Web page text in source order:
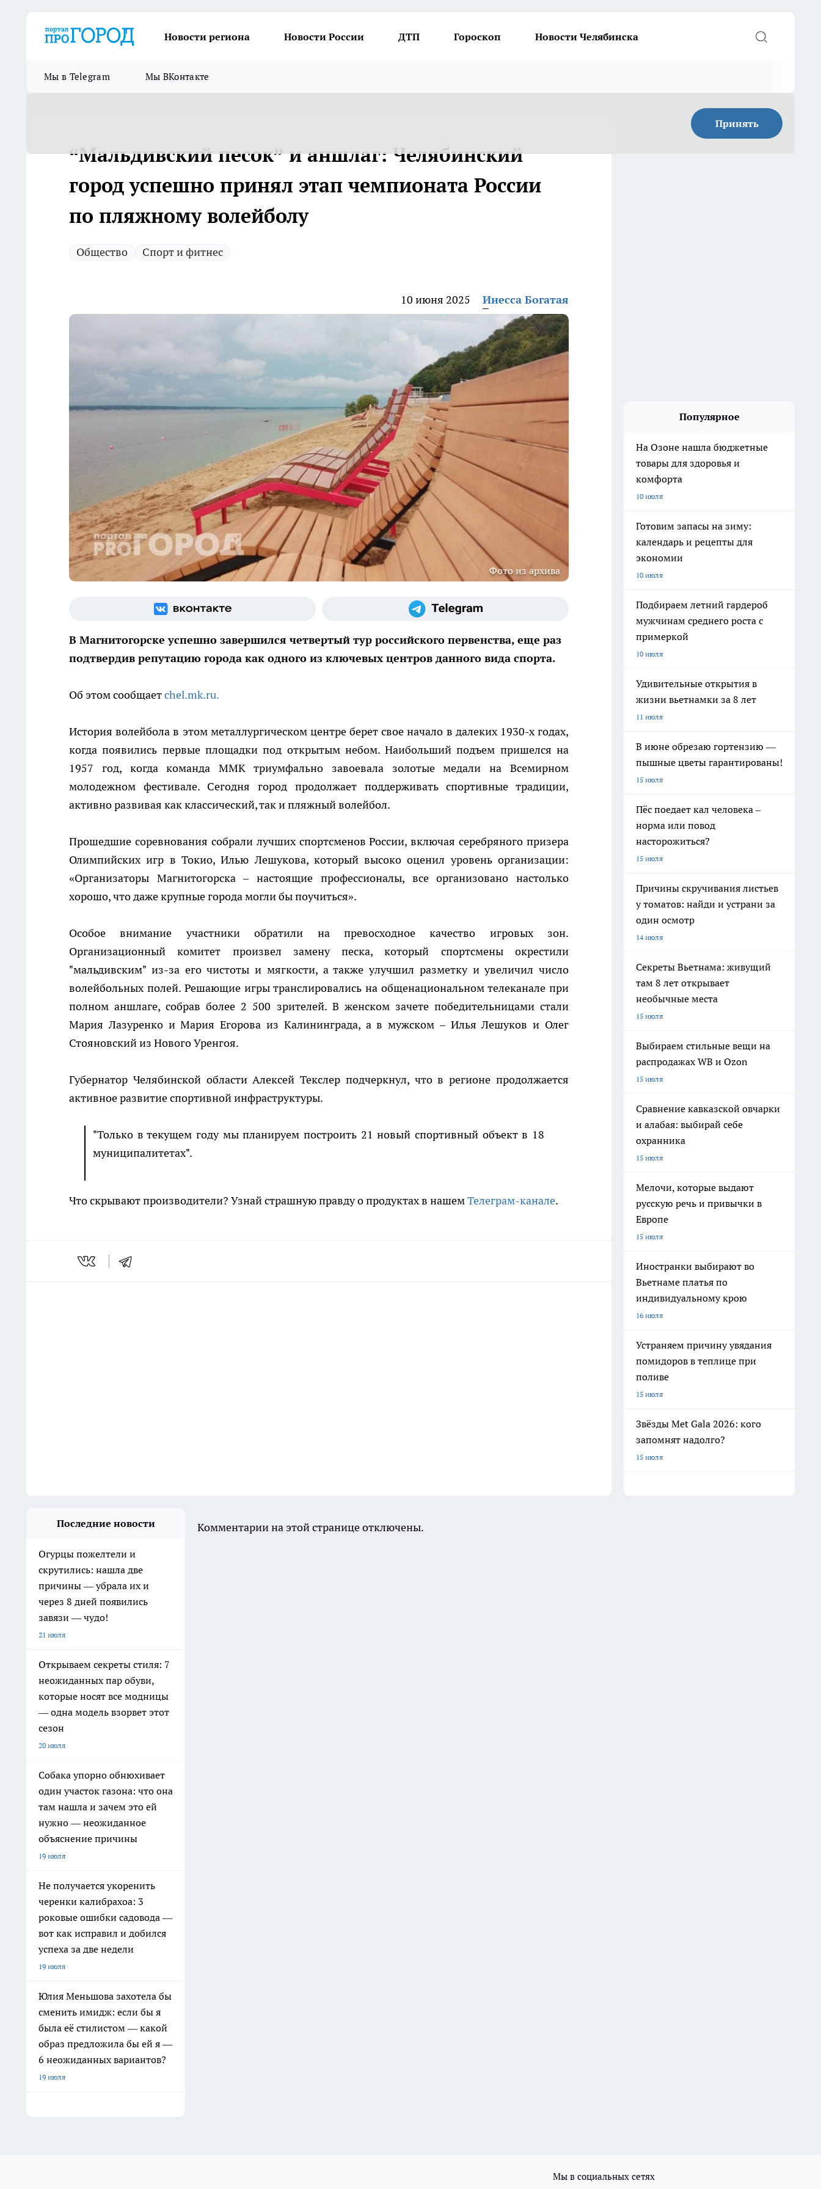
Новости региона Новости России ДТП Гороскоп Новости Челябинска
Мы в Telegram Мы ВКонтакте
Принять
“Мальдивский песок” и аншлаг: Челябинский
город успешно принял этап чемпионата России
по пляжному волейболу
Общество Спорт и фитнес
10 июня 2025 Инесса Богатая
Фото из архива
В Магнитогорске успешно завершился четвертый тур российского первенства, еще раз
подтвердив репутацию города как одного из ключевых центров данного вида спорта.
Об этом сообщаетchel.mk.ru.
История волейбола в этом металлургическом центре берет свое начало в далеких 1930-х годах,
когда появились первые площадки под открытым небом. Наибольший подъем пришелся на
1957 год, когда команда ММК триумфально завоевала золотые медали на Всемирном
молодежном фестивале. Сегодня город продолжает поддерживать спортивные традиции,
активно развивая как классический, так и пляжный волейбол.
Прошедшие соревнования собрали лучших спортсменов России, включая серебряного призера
Олимпийских игр в Токио, Илью Лешукова, который высоко оценил уровень организации:
«Организаторы Магнитогорска – настоящие профессионалы, все организовано настолько
хорошо, что даже крупные города могли бы поучиться».
Особое внимание участники обратили на превосходное качество игровых зон.
Организационный комитет произвел замену песка, который спортсмены окрестили
"мальдивским" из-за его чистоты и мягкости, а также улучшил разметку и увеличил число
волейбольных полей. Решающие игры транслировались на общенациональном телеканале при
полном аншлаге, собрав более 2 500 зрителей. В женском зачете победительницами стали
Мария Лазуренко и Мария Егорова из Калининграда, а в мужском – Илья Лешуков и Олег
Стояновский из Нового Уренгоя.
Губернатор Челябинской области Алексей Текслер подчеркнул, что в регионе продолжается
активное развитие спортивной инфраструктуры.
"Только в текущем году мы планируем построить 21 новый спортивный объект в 18
муниципалитетах".
Что скрывают производители? Узнай страшную правду о продуктах в нашемТелеграм-канале.
Популярное
На Озоне нашла бюджетные
товары для здоровья и
комфорта
10 июля
Готовим запасы на зиму:
календарь и рецепты для
экономии
10 июля
Подбираем летний гардероб
мужчинам среднего роста с
примеркой
10 июля
Удивительные открытия в
жизни вьетнамки за 8 лет
11 июля
В июне обрезаю гортензию —
пышные цветы гарантированы!
15 июля
Пёс поедает кал человека –
норма или повод
насторожиться?
15 июля
Причины скручивания листьев
у томатов: найди и устрани за
один осмотр
14 июля
Секреты Вьетнама: живущий
там 8 лет открывает
необычные места
15 июля
Выбираем стильные вещи на
распродажах WB и Ozon
15 июля
Сравнение кавказской овчарки
и алабая: выбирай себе
охранника
15 июля
Мелочи, которые выдают
русскую речь и привычки в
Европе
15 июля
Иностранки выбирают во
Вьетнаме платья по
индивидуальному крою
16 июля
Устраняем причину увядания
помидоров в теплице при
поливе
15 июля
Звёзды Met Gala 2026: кого
запомнят надолго?
15 июля
Последние новости
Огурцы пожелтели и
скрутились: нашла две
причины — убрала их и
через 8 дней появились
завязи — чудо!
21 июля
Открываем секреты стиля: 7
неожиданных пар обуви,
которые носят все модницы
— одна модель взорвет этот
сезон
20 июля
Собака упорно обнюхивает
один участок газона: что она
там нашла и зачем это ей
нужно — неожиданное
объяснение причины
19 июля
Не получается укоренить
черенки калибрахоа: 3
роковые ошибки садовода —
вот как исправил и добился
успеха за две недели
19 июля
Юлия Меньшова захотела бы
сменить имидж: если бы я
была её стилистом — какой
образ предложила бы ей я —
6 неожиданных вариантов?
19 июля
Комментарии на этой странице отключены.
Мы в социальных сетях